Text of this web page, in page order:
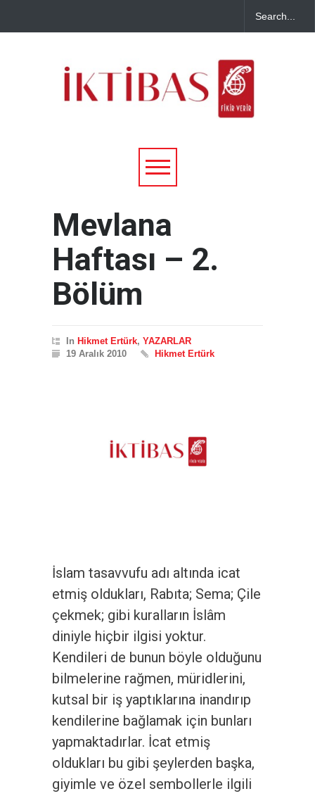
Mevlana
Haftası – 2.
Bölüm
In Hikmet Ertürk, YAZARLAR
19 Aralık 2010
Hikmet Ertürk
İslam tasavvufu adı altında icat
etmiş oldukları, Rabıta; Sema; Çile
çekmek; gibi kuralların İslâm
diniyle hiçbir ilgisi yoktur.
Kendileri de bunun böyle olduğunu
bilmelerine rağmen, müridlerini,
kutsal bir iş yaptıklarına inandırıp
kendilerine bağlamak için bunları
yapmaktadırlar. İcat etmiş
oldukları bu gibi şeylerden başka,
giyimle ve özel sembollerle ilgili